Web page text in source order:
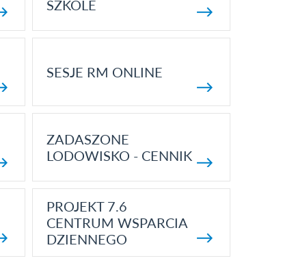
SZKOLE
SESJE RM ONLINE
ZADASZONE
LODOWISKO - CENNIK
PROJEKT 7.6
CENTRUM WSPARCIA
DZIENNEGO